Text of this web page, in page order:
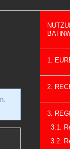
1.
2.
3.
3.1.
3.2.